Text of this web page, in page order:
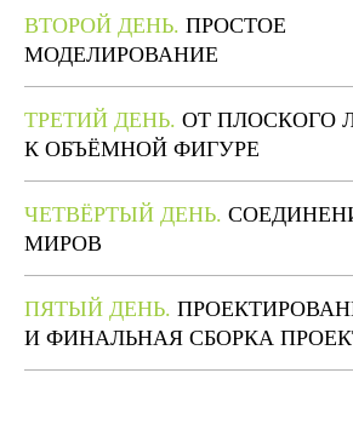
ВТОРОЙ ДЕНЬ. ПРОСТОЕ
МОДЕЛИРОВАНИЕ
ТРЕТИЙ ДЕНЬ. ОТ ПЛОСКОГО
К ОБЪЁМНОЙ ФИГУРЕ
ЧЕТВЁРТЫЙ ДЕНЬ.
МИРОВ
ПЯТЫЙ ДЕНЬ.
И ФИНАЛЬНАЯ СБОРКА